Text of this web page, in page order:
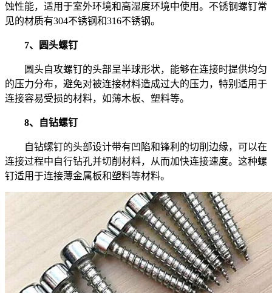
蚀性能，适用于室外环境和高湿度环境中使用。不锈钢螺钉常
见的材质有304不锈钢和316不锈钢。
7、圆头螺钉
圆头自攻螺钉的头部呈半球形状，能够在连接时提供均匀
的压力分布，避免对被连接材料造成过大的压力，特别适用于
连接容易受损的材料，如薄木板、塑料等。
8、自钻螺钉
自钻螺钉的头部设计带有凹陷和锋利的切削边缘，可以在
连接过程中自行钻孔并切削材料，从而加快连接速度。这种螺
钉适用于连接薄金属板和塑料等材料。